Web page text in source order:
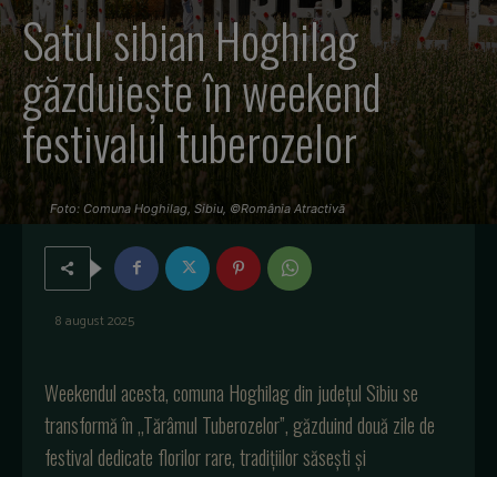
Satul sibian Hoghilag
găzduiește în weekend
festivalul tuberozelor
Foto: Comuna Hoghilag, Sibiu, ©România Atractivă
8 august 2025
Weekendul acesta,comuna Hoghilagdin județul Sibiu se
transformăîn „Tărâmul Tuberozelor”, găzduinddouă zilede
festival dedicate florilorrare,tradițiilorsăseștiși